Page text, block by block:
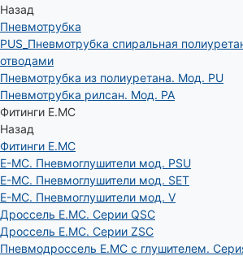
Назад
Пневмотрубка
PUS_Пневмотрубка спиральная
отводами
Пневмотрубка из полиуретана. Мод. РU
Пневмотрубка рилсан. Мод. PA
Фитинги E.MC
Назад
Фитинги E.MC
E-MC. Пневмоглушители мод. PSU
E-MC. Пневмоглушители мод. SET
E-MC. Пневмоглушители мод. V
Дроссель E.MC. Серии QSC
Дроссель E.MC. Серии ZSC
Пневмодроссель E.MC с глушителем.